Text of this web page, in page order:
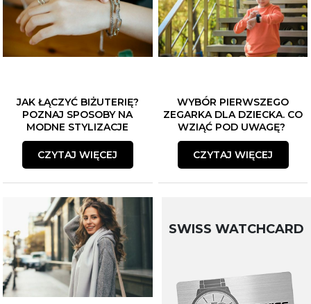
JAK ŁĄCZYĆ BIŻUTERIĘ?
POZNAJ SPOSOBY NA
MODNE STYLIZACJE
CZYTAJ WIĘCEJ
WYBÓR PIERWSZEGO
ZEGARKA DLA DZIECKA. CO
WZIĄĆ POD UWAGĘ?
CZYTAJ WIĘCEJ
SWISS WATCHCARD